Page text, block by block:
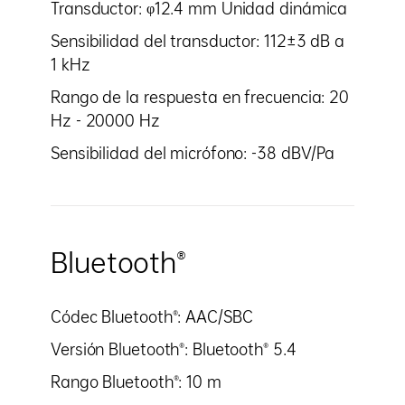
Transductor: φ12.4 mm Unidad dinámica
Sensibilidad del transductor: 112±3 dB a
1 kHz
Rango de la respuesta en frecuencia: 20
Hz - 20000 Hz
Sensibilidad del micrófono: -38 dBV/Pa
Bluetooth®
Códec Bluetooth®: AAC/SBC
Versión Bluetooth®: Bluetooth® 5.4
Rango Bluetooth®: 10 m